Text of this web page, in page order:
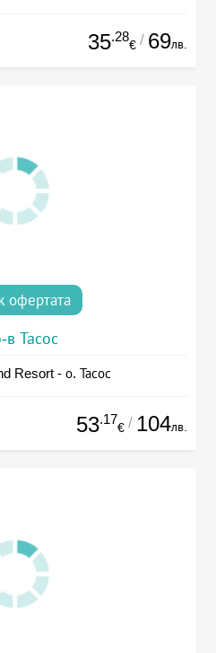
35.28
€ / 69лв.
офертата
в Тасос
Resort - о. Тасос
53.17
€ / 104лв.